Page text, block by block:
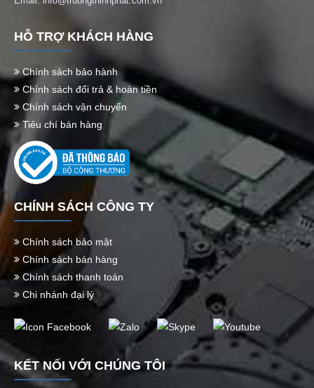
HỖ TRỢ KHÁCH HÀNG
Chính sách bảo hành
Chính sách đổi trả & hoàn tiền
Chính sách vận chuyển
Tiêu chí bán hàng
CHÍNH SÁCH CÔNG TY
Chính sách bảo mật
Chính sách bán hàng
Chính sách thanh toán
Chi nhánh đại lý
KẾT NỐI VỚI CHÚNG TÔI